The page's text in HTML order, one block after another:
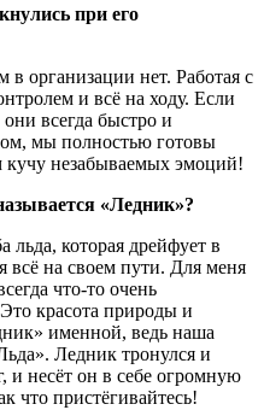
при его
организации нет. Работая с
и всё на ходу. Если
всегда быстро и
мы полностью готовы
незабываемых эмоций!
«Ледник»?
которая дрейфует в
всё на своем пути. Для меня
что-то очень
красота природы и
именной, ведь наша
Ледник тронулся и
и несёт он в себе огромную
что пристёгивайтесь!